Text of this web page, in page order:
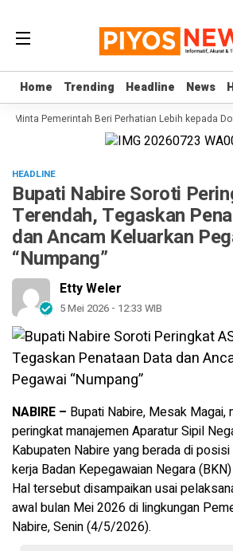
Home Trending Headline News
Home Trending Headline News
Minta Pemerintah Beri Perhatian Lebih kepada
HEADLINE
Bupati Nabire Soroti
Terendah, Tegaskan
dan Ancam Keluarkan
“Numpang”
Etty Weler
5 Mei 2026 - 12:33 WIB
NABIRE – Bupati Nabire, Mesak Magai,
peringkat manajemen Aparatur Sipil
Kabupaten Nabire yang berada di
kerja Badan Kepegawaian Negara
Hal tersebut disampaikan usai
awal bulan Mei 2026 di lingkungan
Nabire, Senin (4/5/2026).